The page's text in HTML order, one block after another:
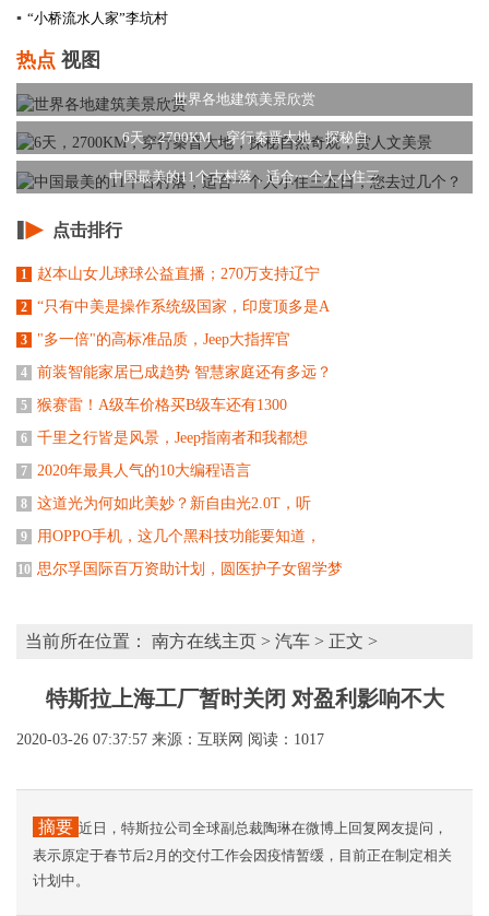
▪ “小桥流水人家”李坑村
热点 视图
世界各地建筑美景欣赏
6天，2700KM，穿行秦晋大地，探秘自
中国最美的11个古村落，适合一个人小住三
点击排行
1 赵本山女儿球球公益直播；270万支持辽宁
2 “只有中美是操作系统级国家，印度顶多是A
3 "多一倍"的高标准品质，Jeep大指挥官
4 前装智能家居已成趋势 智慧家庭还有多远？
5 ​猴赛雷！A级车价格买B级车还有1300
6 千里之行皆是风景，Jeep指南者和我都想
7 2020年最具人气的10大编程语言
8 这道光为何如此美妙？新自由光2.0T，听
9 用OPPO手机，这几个黑科技功能要知道，
10 思尔孚国际百万资助计划，圆医护子女留学梦
当前所在位置： 南方在线主页 > 汽车 > 正文 >
特斯拉上海工厂暂时关闭 对盈利影响不大
2020-03-26 07:37:57 来源：互联网 阅读：1017
摘要 近日，特斯拉公司全球副总裁陶琳在微博上回复网友提问，
表示原定于春节后2月的交付工作会因疫情暂缓，目前正在制定相关
计划中。